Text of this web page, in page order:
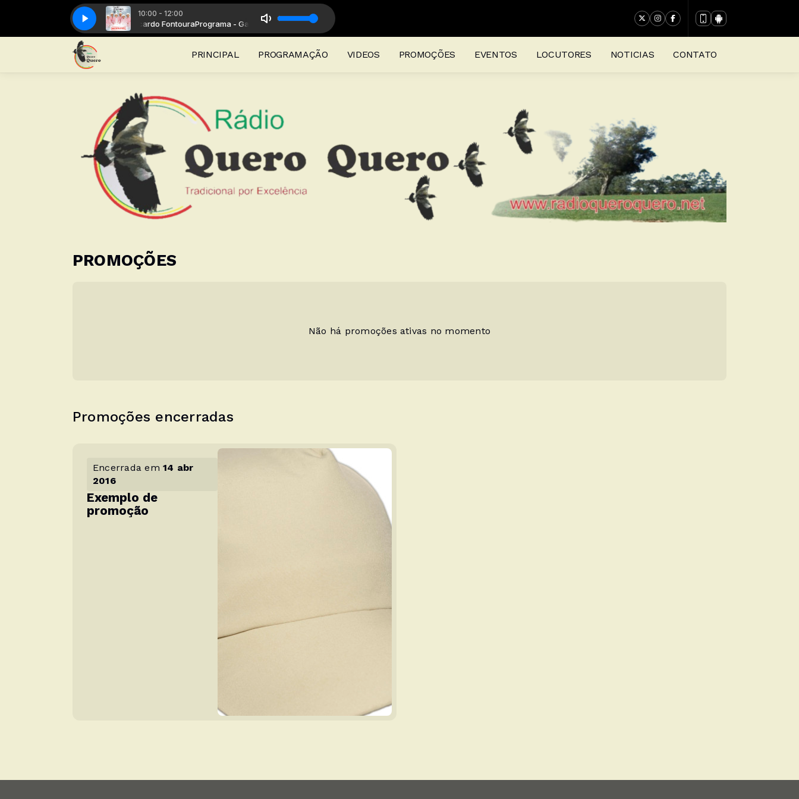
10:00 - 12:00
- Galpão de Campanha com Ricardo FontouraPrograma - Galpão de Campanha com Ricardo Fontoura
16-Lágrimas de Mãe - Ricardo Comasseto16-Lágrimas de Mãe - Ricardo Comasseto
PRINCIPAL PROGRAMAÇÃO VIDEOS PROMOÇÕES EVENTOS LOCUTORES NOTICIAS CONTATO
PROMOÇÕES
Não há promoções ativas no momento
Promoções encerradas
Encerrada em14 abr
2016
Exemplo de
promoção